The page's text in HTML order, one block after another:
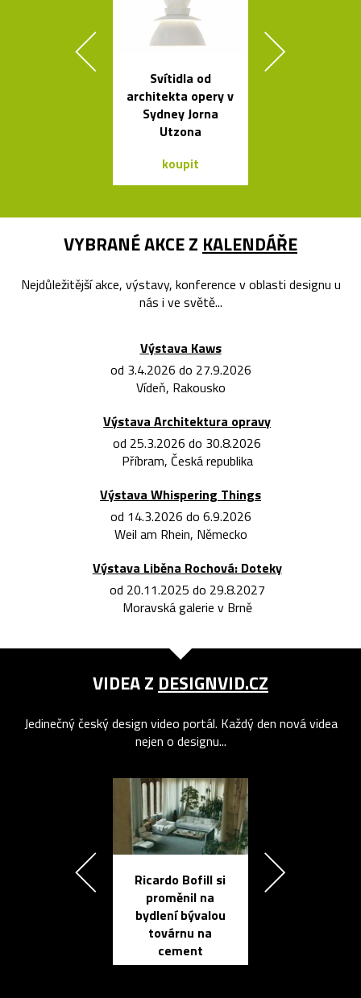
Svítidla od
architekta opery v
Sydney Jorna
Utzona
koupit
VYBRANÉ AKCE Z KALENDÁŘE
Nejdůležitější akce, výstavy, konference v oblasti designu u
nás i ve světě...
Výstava Kaws
od 3.4.2026 do 27.9.2026
Vídeň, Rakousko
Výstava Architektura opravy
od 25.3.2026 do 30.8.2026
Příbram, Česká republika
Výstava Whispering Things
od 14.3.2026 do 6.9.2026
Weil am Rhein, Německo
Výstava Liběna Rochová: Doteky
od 20.11.2025 do 29.8.2027
Moravská galerie v Brně
VIDEA Z DESIGNVID.CZ
Jedinečný český design video portál. Každý den nová videa
nejen o designu...
Ricardo Bofill si
proměnil na
bydlení bývalou
továrnu na
cement